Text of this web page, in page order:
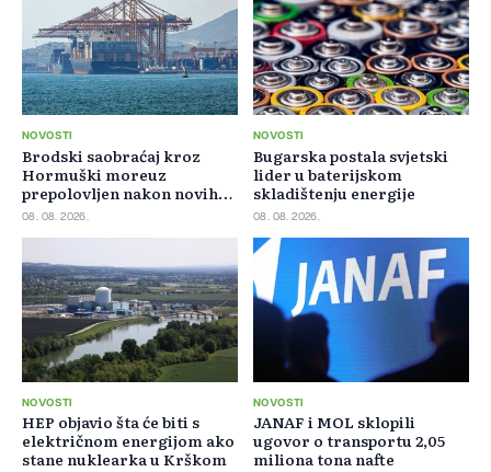
NOVOSTI
Brodski saobraćaj kroz
Hormuški moreuz
prepolovljen nakon novih
blokada
08. 08. 2026.
NOVOSTI
Bugarska postala svjetski
lider u baterijskom
skladištenju energije
08. 08. 2026.
NOVOSTI
HEP objavio šta će biti s
električnom energijom ako
stane nuklearka u Krškom
NOVOSTI
JANAF i MOL sklopili
ugovor o transportu 2,05
miliona tona nafte